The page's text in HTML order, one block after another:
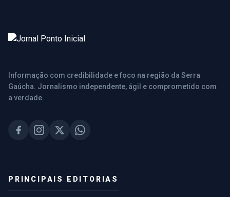
Informação com credibilidade e foco na região da Serra
Gaúcha. Jornalismo independente, ágil e comprometido com
a verdade.
PRINCIPAIS EDITORIAS